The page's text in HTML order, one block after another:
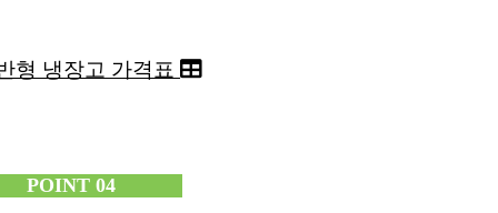
형 냉장고 가격표
POINT 04